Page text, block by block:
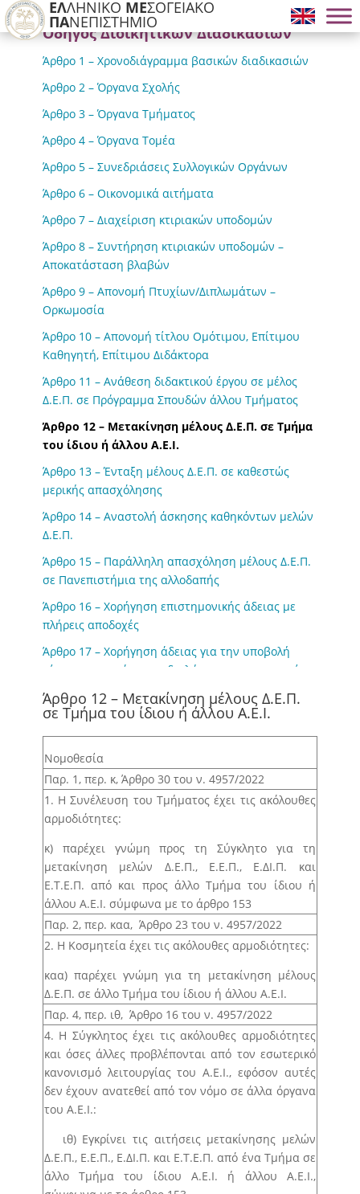
ΕΛΛΗΝΙΚΟ ΜΕΣΟΓΕΙΑΚΟ
ΠΑΝΕΠΙΣΤΗΜΙΟ
Οδηγός Διοικητικών Διαδικασιών
Άρθρο 1 – Χρονοδιάγραμμα βασικών διαδικασιών
Άρθρο 2 – Όργανα Σχολής
Άρθρο 3 – Όργανα Τμήματος
Άρθρο 4 – Όργανα Τομέα
Άρθρο 5 – Συνεδριάσεις Συλλογικών Οργάνων
Άρθρο 6 – Οικονομικά αιτήματα
Άρθρο 7 – Διαχείριση κτιριακών υποδομών
Άρθρο 8 – Συντήρηση κτιριακών υποδομών –
Αποκατάσταση βλαβών
Άρθρο 9 – Απονομή Πτυχίων/Διπλωμάτων –
Ορκωμοσία
Άρθρο 10 – Απονομή τίτλου Ομότιμου, Επίτιμου
Καθηγητή, Επίτιμου Διδάκτορα
Άρθρο 11 – Ανάθεση διδακτικού έργου σε μέλος
Δ.Ε.Π. σε Πρόγραμμα Σπουδών άλλου Τμήματος
Άρθρο 12 – Μετακίνηση μέλους Δ.Ε.Π. σε Τμήμα
του ίδιου ή άλλου Α.Ε.Ι.
Άρθρο 13 – Ένταξη μέλους Δ.Ε.Π. σε καθεστώς
μερικής απασχόλησης
Άρθρο 14 – Αναστολή άσκησης καθηκόντων μελών
Δ.Ε.Π.
Άρθρο 15 – Παράλληλη απασχόληση μέλους Δ.Ε.Π.
σε Πανεπιστήμια της αλλοδαπής
Άρθρο 16 – Χορήγηση επιστημονικής άδειας με
πλήρεις αποδοχές
Άρθρο 17 – Χορήγηση άδειας για την υποβολή
αίτησης κατοχύρωσης διπλώματος ευρεσιτεχνίας,
Άρθρο 18 – Άδεια άνευ αποδοχών μέλους Δ.Ε.Π.
Άρθρο 19 – Μετακίνηση μέλους Δ.Ε.Π. για
συμμετοχή σε επιστημονικά συνέδρια –
ερευνητικά σεμινάρια και έργα-προγράμματα που
διαχειρίζεται ο ΕΛΚΕ.
Άρθρο 20 – Χορήγηση άδειας απουσίας μελών
Δ.Ε.Π./Ε.ΔΙ.Π./Ε.Τ.Ε.Π. για προσωπικούς λόγους.
Άρθρο 21 – Χορήγηση αδειών των άρθρων 52 έως
55 του Κώδικα Κατάστασης Δημοσίων Πολιτικών
Διοικητικών Υπαλλήλων και Υπαλλήλων Ν.Π.Δ.Δ. (ν.
3528/2007, Α’ 26) σε μέλη Δ.Ε.Π./Ε.ΔΙ.Π./Ε.Τ.Ε.Π.
Άρθρο 22 – Χορήγηση εκπαιδευτικής άδειας σε
μέλη Ε.ΔΙ.Π. / Ε.Τ.Ε.Π.
Άρθρο 23 – Ένταξη μέλους Ε.Τ.Ε.Π. σε κατηγορία
μέλους Ε.Δ.Ι.Π.
Άρθρο 24 – Ετήσιος προγραμματισμός
προσλήψεων μελών Δ.Ε.Π.
Άρθρο 25 – Ετήσιος προγραμματισμός
προσλήψεων μελών Ε.ΔΙ.Π., Ε.Τ.Ε.Π.
Άρθρο 26 – Μητρώο γνωστικών αντικειμένων
Άρθρο 27 – Μητρώα Εσωτερικών και Εξωτερικών
Εκλεκτόρων
Άρθρο 12 – Μετακίνηση μέλους Δ.Ε.Π.
σε Τμήμα του ίδιου ή άλλου Α.Ε.Ι.
Νομοθεσία
Παρ. 1, περ. κ, Άρθρο 30 του ν. 4957/2022
1. Η Συνέλευση του Τμήματος έχει τις ακόλουθες
αρμοδιότητες:
κ) παρέχει γνώμη προς τη Σύγκλητο για τη
μετακίνηση μελών Δ.Ε.Π., Ε.Ε.Π., Ε.ΔΙ.Π. και
Ε.Τ.Ε.Π. από και προς άλλο Τμήμα του ίδιου ή
άλλου Α.Ε.Ι. σύμφωνα με το άρθρο 153
Παρ. 2, περ. καα, Άρθρο 23 του ν. 4957/2022
2. Η Κοσμητεία έχει τις ακόλουθες αρμοδιότητες:
καα) παρέχει γνώμη για τη μετακίνηση μέλους
Δ.Ε.Π. σε άλλο Τμήμα του ίδιου ή άλλου Α.Ε.Ι.
Παρ. 4, περ. ιθ, Άρθρο 16 του ν. 4957/2022
4. Η Σύγκλητος έχει τις ακόλουθες αρμοδιότητες
και όσες άλλες προβλέπονται από τον εσωτερικό
κανονισμό λειτουργίας του Α.Ε.Ι., εφόσον αυτές
δεν έχουν ανατεθεί από τον νόμο σε άλλα όργανα
του Α.Ε.Ι.:
ιθ) Εγκρίνει τις αιτήσεις μετακίνησης μελών
Δ.Ε.Π., Ε.Ε.Π., Ε.ΔΙ.Π. και Ε.Τ.Ε.Π. από ένα Τμήμα σε
άλλο Τμήμα του ίδιου Α.Ε.Ι. ή άλλου Α.Ε.Ι.,